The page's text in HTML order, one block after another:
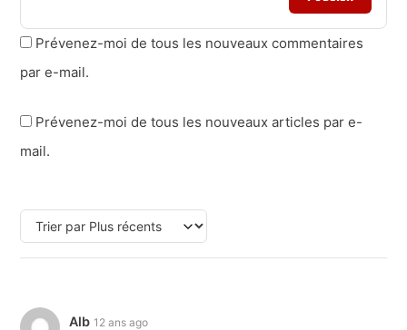
Prévenez-moi de tous les nouveaux commentaires
par e-mail.
Prévenez-moi de tous les nouveaux articles par e-
mail.
Alb 12 ans ago